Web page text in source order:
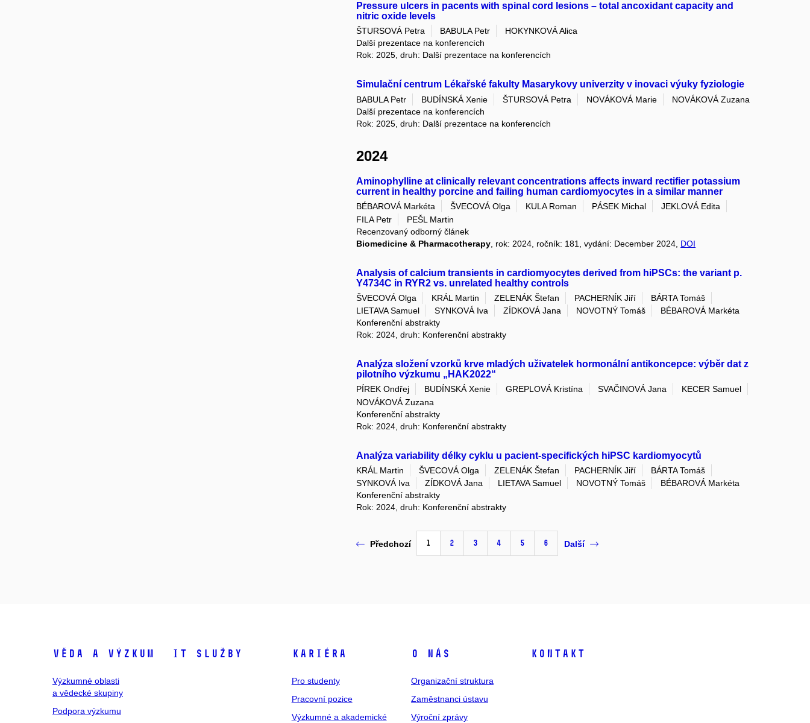
Pressure ulcers in pacents with spinal cord lesions – total ancoxidant capacity and
nitric oxide levels
ŠTURSOVÁ Petra BABULA Petr
HOKYNKOVÁ Alica
Další prezentace na konferencích
Rok: 2025, druh: Další prezentace na konferencích
Simulační centrum Lékařské fakulty Masarykovy univerzity v inovaci výuky fyziologie
BABULA Petr BUDÍNSKÁ Xenie ŠTURSOVÁ Petra NOVÁKOVÁ Marie
NOVÁKOVÁ Zuzana
Další prezentace na konferencích
Rok: 2025, druh: Další prezentace na konferencích
2024
Aminophylline at clinically relevant concentrations affects inward rectifier potassium
current in healthy porcine and failing human cardiomyocytes in a similar manner
BÉBAROVÁ Markéta ŠVECOVÁ Olga KULA Roman PÁSEK Michal
JEKLOVÁ Edita
FILA Petr
PEŠL Martin
Recenzovaný odborný článek
Biomedicine & Pharmacotherapy , rok: 2024, ročník: 181, vydání: December 2024, DOI
Analysis of calcium transients in cardiomyocytes derived from hiPSCs: the variant p.
Y4734C in RYR2 vs. unrelated healthy controls
ŠVECOVÁ Olga KRÁL Martin ZELENÁK Štefan PACHERNÍK Jiří
BÁRTA Tomáš
LIETAVA Samuel
SYNKOVÁ Iva ZÍDKOVÁ Jana NOVOTNÝ Tomáš
BÉBAROVÁ Markéta
Konferenční abstrakty
Rok: 2024, druh: Konferenční abstrakty
Analýza složení vzorků krve mladých uživatelek hormonální antikoncepce: výběr dat z
pilotního výzkumu „HAK2022“
PÍREK Ondřej BUDÍNSKÁ Xenie GREPLOVÁ Kristína SVAČINOVÁ Jana
KECER Samuel
NOVÁKOVÁ Zuzana
Konferenční abstrakty
Rok: 2024, druh: Konferenční abstrakty
Analýza variability délky cyklu u pacient-specifických hiPSC kardiomyocytů
KRÁL Martin ŠVECOVÁ Olga ZELENÁK Štefan PACHERNÍK Jiří
BÁRTA Tomáš
SYNKOVÁ Iva
ZÍDKOVÁ Jana LIETAVA Samuel NOVOTNÝ Tomáš
BÉBAROVÁ Markéta
Konferenční abstrakty
Rok: 2024, druh: Konferenční abstrakty
Předchozí 1 2 3 4 5 6 Další
Věda a výzkum
Výzkumné oblasti
a vědecké skupiny
Podpora výzkumu
IT služby Kariéra
Pro studenty
Pracovní pozice
Výzkumné a akademické
O nás
Organizační struktura
Zaměstnanci ústavu
Výroční zprávy
Kontakt